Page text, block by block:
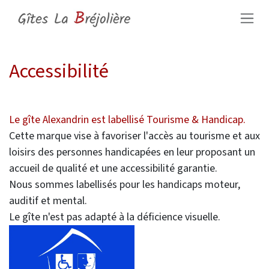
Accessibilité
Le gîte Alexandrin est labellisé Tourisme & Handicap.
Cette marque vise à favoriser l'accès au tourisme et aux
loisirs des personnes handicapées en leur proposant un
accueil de qualité et une accessibilité garantie.
Nous sommes labellisés pour les handicaps moteur,
auditif et mental.
Le gîte n'est pas adapté à la déficience visuelle.